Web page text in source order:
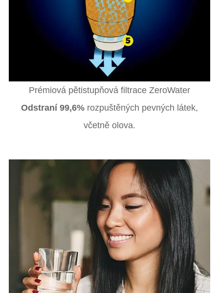
Prémiová pětistupňová filtrace ZeroWater
Odstraní 99,6% rozpuštěných pevných látek,
včetně olova.